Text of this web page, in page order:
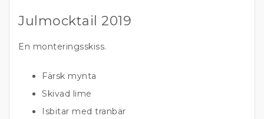
Julmocktail 2019
En monteringsskiss.
Färsk mynta
Skivad lime
Isbitar med tranbär